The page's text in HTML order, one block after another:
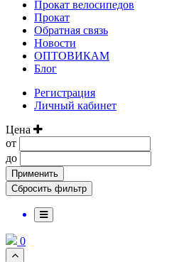
Прокат велосипедов
Прокат
Обратная связь
Новости
ОПТОВИКАМ
Блог
Регистрация
Личный кабинет
Цена
от
до
Применить
0